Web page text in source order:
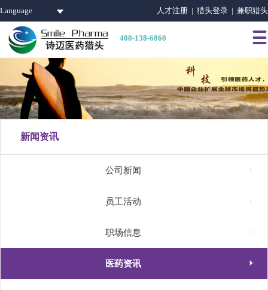
Language 人才注册 | 猎头登录 | 兼职猎头
400-138-6860 
新闻资讯
公司新闻
员工活动
职场信息
医药资讯 